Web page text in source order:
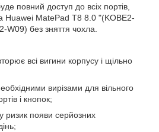
повний доступ до всіх портів,
Huawei MatePad T8 8.0 "(KOBE2-
W09) без зняття чохла.
всі вигини корпусу і щільно
вирізами для вільного
і кнопок;
ризик появи серйозних